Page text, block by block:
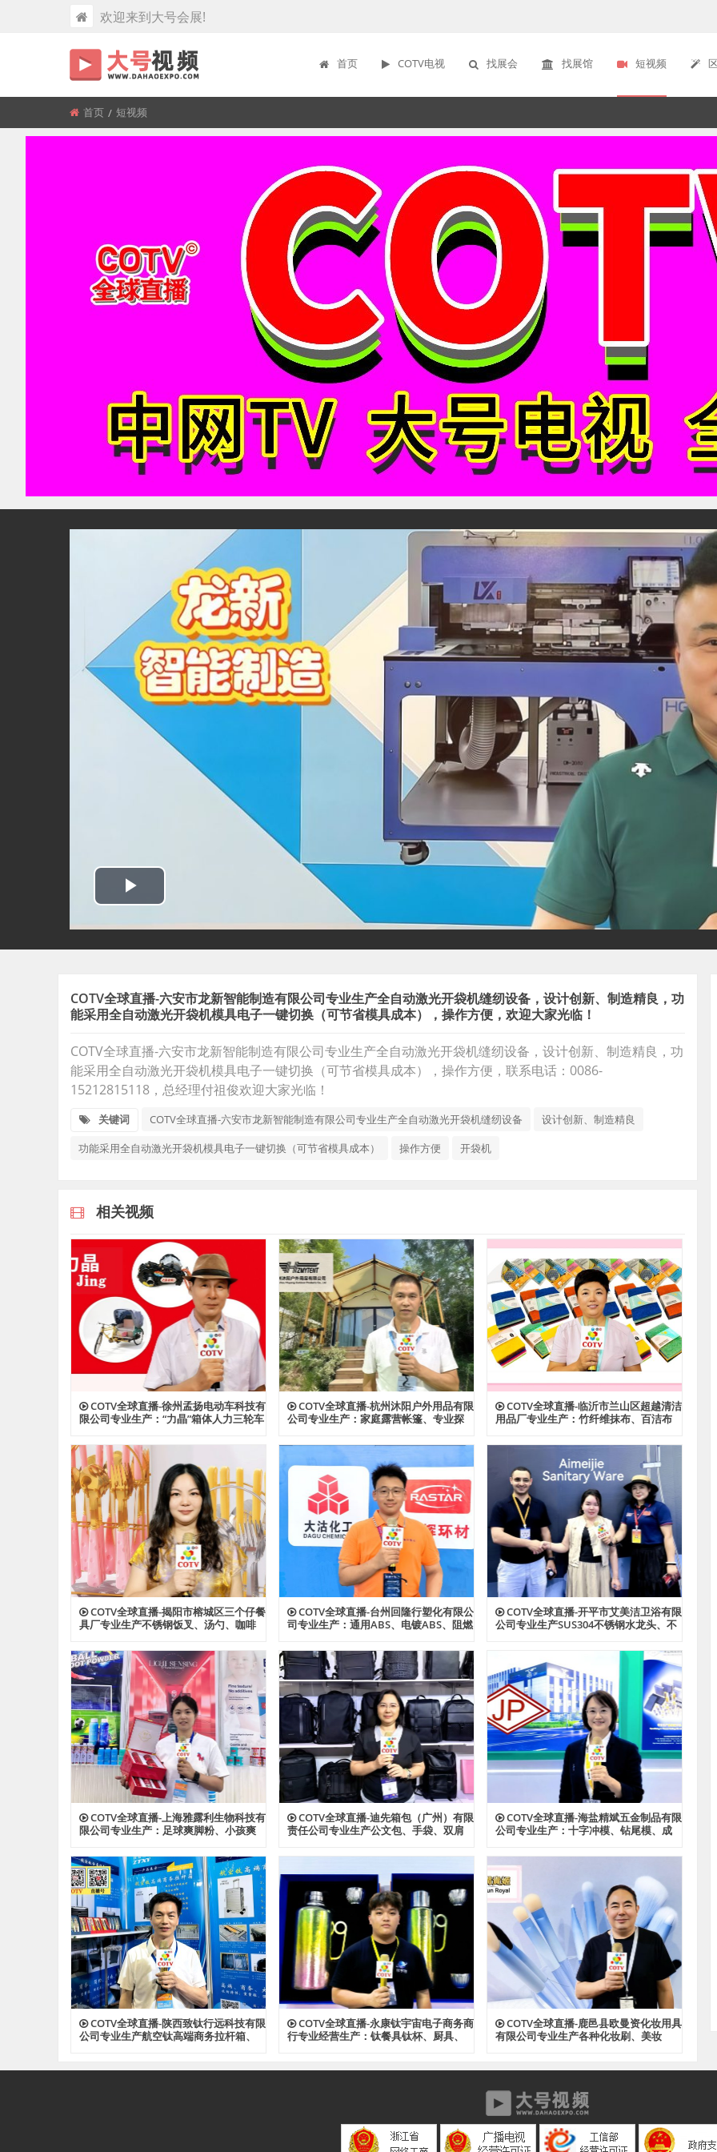
欢迎来到大号会展!
首页 COTV电视 找展会 找展馆 短视频
首页
所
在
短视频
COTV全球直播-六安市龙新智能制造有限公司专业生产全自动激光开袋机缝纫设备，设计创新、制造精良，功
能采用全自动激光开袋机模具电子一键切换（可节省模具成本），操作方便，欢迎大家光临！
COTV全球直播-六安市龙新智能制造有限公司专业生产全自动激光开袋机缝纫设备，设计创新、制造精良，功
能采用全自动激光开袋机模具电子一键切换（可节省模具成本），操作方便，联系电话：0086-
15212815118，总经理付祖俊欢迎大家光临！
关键词 COTV全球直播-六安市龙新智能制造有限公司专业生产全自动激光开袋机缝纫设备
设计创新、制造精良
功能采用全自动激光开袋机模具电子一键切换（可节省模具成本）
操作方便 开袋机
相关视频
COTV全球直播-徐州孟扬电动车科技有
限公司专业生产：“力晶”箱体人力三轮车
电板等产品；设计创新、款式多样，欢
迎全球新老客户前来洽谈采购！欢迎大
家光临！
COTV全球直播-杭州沐阳户外用品有限
公司专业生产：家庭露营帐篷、专业探
宠物帐篷等多功能户外帐篷系列产品；
设计创新、匠心制造、款式多样，源头
工厂，欢迎大家光临！
COTV全球直播-临沂市兰山区超越清洁
用品厂专业生产：竹纤维抹布、百洁布
+清洁球、刷洗块、清洁抺布等清洁用
品，欢迎大家光临！
COTV全球直播-揭阳市榕城区三个仔餐
具厂专业生产不锈钢饭叉、汤勺、咖啡
伴手礼等餐具用品，设计时尚、制造精
良、款式多样，现货供应并承接国内外
订单，欢迎大家光临！
COTV全球直播-台州回隆行塑化有限公
司专业生产：通用ABS、电镀ABS、阻燃
及代理透、改苯GPPS、HIPS系列等创新
型塑料颗粒产品，欢迎大家光临！
COTV全球直播-开平市艾美洁卫浴有限
公司专业生产SUS304不锈钢水龙头、不
房面盆龙头、抽拉水龙头、过滤净水龙
头以及洗脸盆等系列洁具产品、源头工
厂，欢迎大家光临！
COTV全球直播-上海雅露利生物科技有
限公司专业生产：足球爽脚粉、小孩爽
蜂蜜胶原系列眼霜等系列美容健康产
品，源头工厂，欢迎大家光临！
COTV全球直播-迪先箱包（广州）有限
责任公司专业生产公文包、手袋、双肩
资料包等各种款式箱包产品，欢迎大家
COTV全球直播-海盐精斌五金制品有限
公司专业生产：十字冲模、钻尾模、成
处理与表面氮化处理系列产品，设计创
新、匠心制造、款式多样，源头工厂，
欢迎大家光临！
COTV全球直播-陕西致钛行远科技有限
公司专业生产航空钛高端商务拉杆箱、
级高科技钛材及钛铆钉及箱饰功能，欢
COTV全球直播-永康钛宇宙电子商务商
行专业经营生产：钛餐具钛杯、厨具、
COTV全球直播-鹿邑县欧曼资化妆用具
有限公司专业生产各种化妆刷、美妆